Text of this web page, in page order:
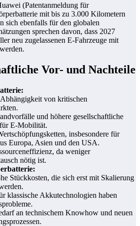
(Patentanmeldung für
mit bis zu 3.000 Kilometern
sich ebenfalls für den globalen
sprechen davon, dass 2027
neu zugelassenen E-Fahrzeuge mit
Vor- und Nachteile
von kritischen
und höhere gesellschaftliche
E-Mobilität.
insbesondere für
Europa, Asien und den USA.
da weniger
nötig ist.
Stückkosten, die sich erst mit Skalierung
klassische Akkutechnologien haben
an technischem Knowhow und neuen